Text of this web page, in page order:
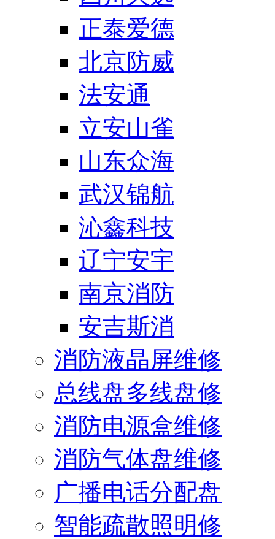
正泰爱德
北京防威
法安通
立安山雀
山东众海
武汉锦航
沁鑫科技
辽宁安宇
南京消防
安吉斯消
消防液晶屏维修
总线盘多线盘修
消防电源盒维修
消防气体盘维修
广播电话分配盘
智能疏散照明修